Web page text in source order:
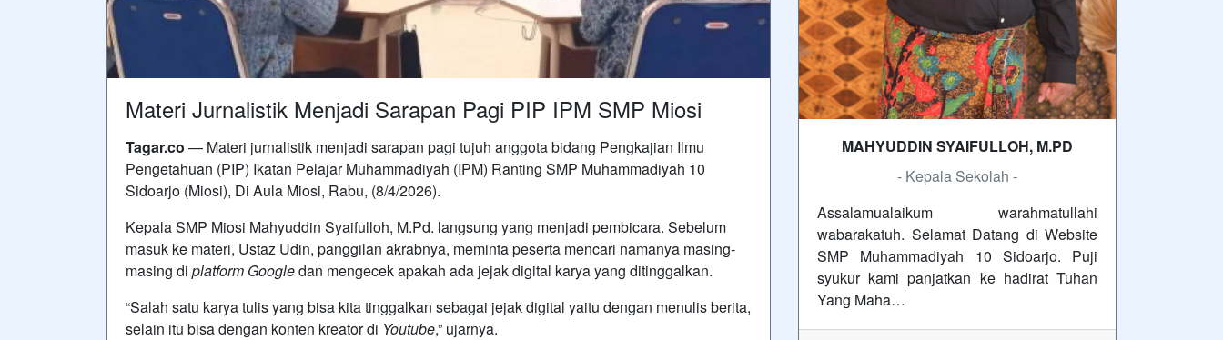
Materi Jurnalistik Menjadi Sarapan Pagi PIP IPM SMP Miosi
Tagar.co — Materi jurnalistik menjadi sarapan pagi tujuh anggota bidang Pengkajian Ilmu
Pengetahuan (PIP) Ikatan Pelajar Muhammadiyah (IPM) Ranting SMP Muhammadiyah 10
Sidoarjo (Miosi), Di Aula Miosi, Rabu, (8/4/2026).
Kepala SMP Miosi Mahyuddin Syaifulloh, M.Pd. langsung yang menjadi pembicara.‎ Sebelum
masuk ke materi, Ustaz Udin, panggilan akrabnya, meminta peserta mencari namanya masing-
masing di platform Googledan mengecek apakah ada jejak digital karya yang ditinggalkan.
“Salah satu karya tulis yang bisa kita tinggalkan sebagai jejak digital yaitu dengan menulis berita,
selain itu bisa dengan konten kreator di Youtube,” ujarnya.
MAHYUDDIN SYAIFULLOH, M.PD
- Kepala Sekolah -
Assalamualaikum warahmatullahi
wabarakatuh. Selamat Datang di Website
SMP Muhammadiyah 10 Sidoarjo. Puji
syukur kami panjatkan ke hadirat Tuhan
Yang Maha…